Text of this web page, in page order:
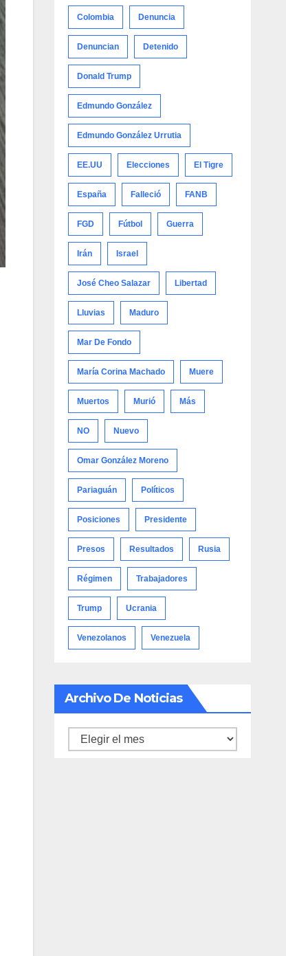
Colombia Denuncia
Denuncian Detenido
Donald Trump
Edmundo González
Edmundo González Urrutia
EE.UU Elecciones El Tigre
España Falleció FANB
FGD Fútbol Guerra
Irán Israel
José Cheo Salazar Libertad
Lluvias Maduro
Mar De Fondo
María Corina Machado Muere
Muertos Murió Más
NO Nuevo
Omar González Moreno
Pariaguán Políticos
Posiciones Presidente
Presos Resultados Rusia
Régimen Trabajadores
Trump Ucrania
Venezolanos Venezuela
Archivo De Noticias
Archivo